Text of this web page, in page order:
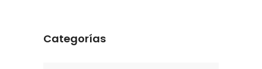
Categorías